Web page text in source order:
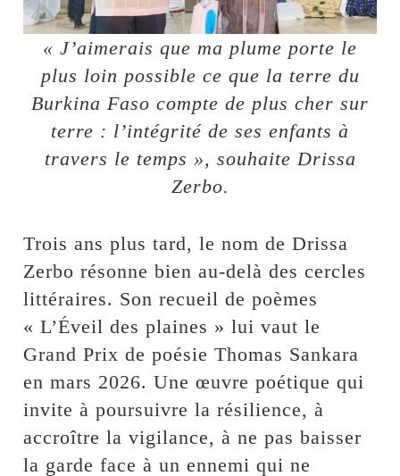
« J’aimerais que ma plume porte le
plus loin possible ce que la terre du
Burkina Faso compte de plus cher sur
terre : l’intégrité de ses enfants à
travers le temps », souhaite Drissa
Zerbo.
Trois ans plus tard, le nom de Drissa
Zerbo résonne bien au-delà des cercles
littéraires. Son recueil de poèmes
« L’Éveil des plaines » lui vaut le
Grand Prix de poésie Thomas Sankara
en mars 2026. Une œuvre poétique qui
invite à poursuivre la résilience, à
accroître la vigilance, à ne pas baisser
la garde face à un ennemi qui ne